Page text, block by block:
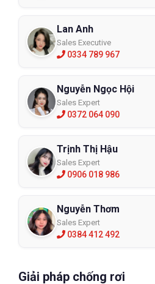
Lan Anh
Sales Executive
0334 789 967
Nguyễn Ngọc Hội
Sales Expert
0372 064 090
Trịnh Thị Hậu
Sales Expert
0906 018 986
Nguyễn Thơm
Sales Expert
0384 412 492
Giải pháp chống rơi